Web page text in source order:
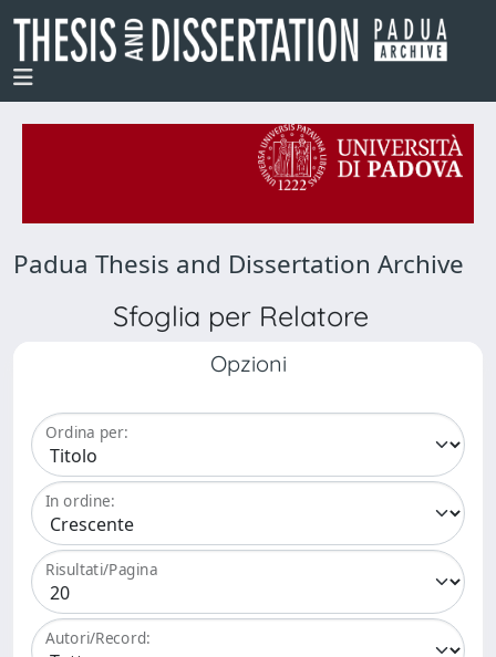
Padua Thesis and Dissertation Archive
Sfoglia per Relatore
Opzioni
Ordina per:
In ordine:
Risultati/Pagina
Autori/Record: